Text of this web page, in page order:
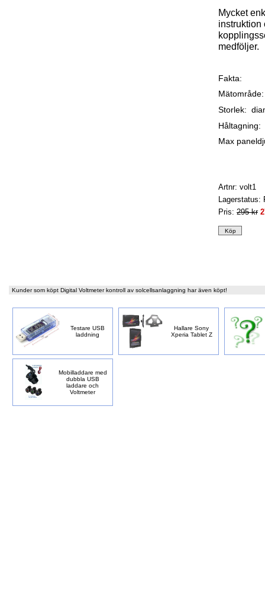
Mycket
instruktion
medföljer.
Fakta:
Storlek:
Håltagning:
Max
Artnr: volt1
Lagerstatus:
Pris: 295 kr
Kunder som köpt Digital Voltmeter kontroll av solcellsanlaggning har även köpt!
Testare USB
laddning
Hallare Sony
Xperia Tablet Z
Mobilladdare med
dubbla USB
laddare och
Voltmeter